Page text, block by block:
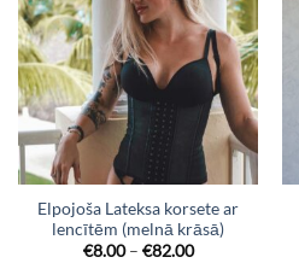
Elpojoša Lateksa korsete ar
lencītēm (melnā krāsā)
€8.00 – €82.00Price